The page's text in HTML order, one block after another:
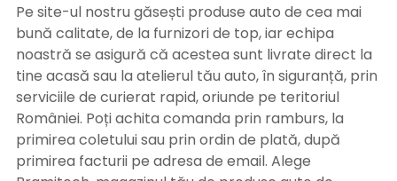
Pe site-ul nostru găsești produse auto de cea mai
bună calitate, de la furnizori de top, iar echipa
noastră se asigură că acestea sunt livrate direct la
tine acasă sau la atelierul tău auto, în siguranță, prin
serviciile de curierat rapid, oriunde pe teritoriul
României. Poți achita comanda prin ramburs, la
primirea coletului sau prin ordin de plată, după
primirea facturii pe adresa de email. Alege